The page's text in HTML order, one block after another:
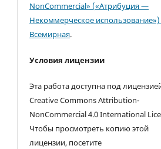
NonCommercial» («Атрибуция —
Некоммерческое использование»)
Всемирная.
Условия лицензии
Эта работа доступна под
Creative Commons Attribution-
NonCommercial 4.0 International
Чтобы просмотреть копию этой
лицензии, посетите